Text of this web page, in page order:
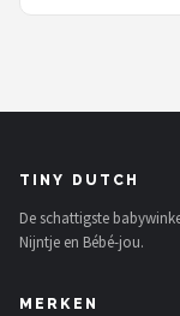
TINY DUTCH
De schattigste
Nijntje en Bébé-jou.
MERKEN